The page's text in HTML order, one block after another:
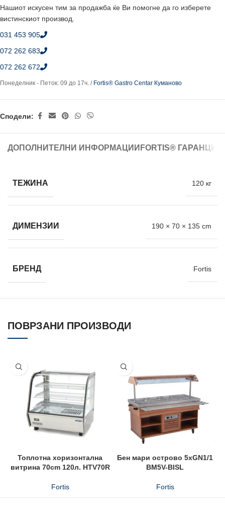
Нашиот искусен тим за продажба ќе Ви помогне да го изберете
вистинскиот производ.
031 453 905
072 262 683
072 262 672
Понеделник - Петок: 09 до 17ч. / Fortis® Gastro Centar Куманово
Сподели:
ДОПОЛНИТЕЛНИ ИНФОРМАЦИИ FORTIS®
ТЕЖИНА 120 кг
ДИМЕНЗИИ 190 × 70 × 135 cm
БРЕНД Fortis
ПОВРЗАНИ ПРОИЗВОДИ
Топлотна хоризонтална
витрина 70cm 120л. HTV70R
Fortis
Бен мари острово 5xGN1/1
BM5V-BISL
Fortis